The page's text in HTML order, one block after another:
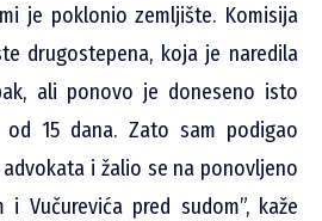
je poklonio zemljište. Komisija
drugostepena, koja je naredila
ali ponovo je doneseno isto
15 dana. Zato sam podigao
i žalio se na ponovljeno
Vučurevića pred sudom”, kaže